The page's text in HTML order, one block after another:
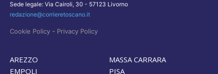
Sede legale: Via Cairoli, 30 - 57123 Livorno
redazione@corrieretoscano.it
Cookie Policy - Privacy Policy
AREZZO
EMPOLI
MASSA CARRARA
PISA